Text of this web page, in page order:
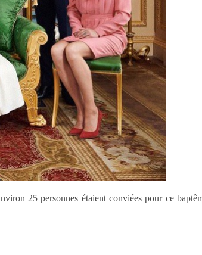
25 personnes étaient conviées pour ce